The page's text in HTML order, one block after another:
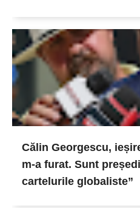
Călin Georgescu,
m-a furat. Sunt
cartelurile globaliste”